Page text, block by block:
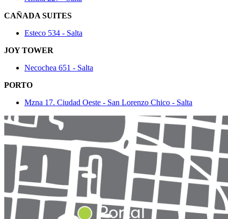
CAÑADA SUITES
Esteco 534 - Salta
JOY TOWER
Necochea 651 - Salta
PORTO
Mzna 17. Ciudad Oeste - San Lorenzo Chico - Salta